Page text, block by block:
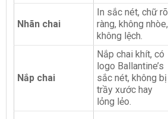
Nhãn chai
In sắc nét, chữ rõ
ràng, không nhòe,
không lệch.
Nắp chai
Nắp chai khít, có
logo Ballantine’s
sắc nét, không bị
trầy xước hay
lỏng lẻo.